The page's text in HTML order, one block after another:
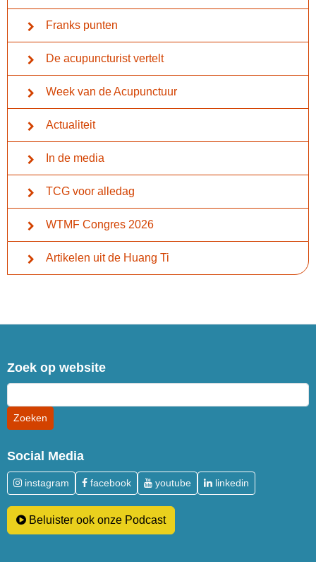
Franks punten
De acupuncturist vertelt
Week van de Acupunctuur
Actualiteit
In de media
TCG voor alledag
WTMF Congres 2026
Artikelen uit de Huang Ti
Zoek op website
Social Media
instagram facebook youtube linkedin
Beluister ook onze Podcast